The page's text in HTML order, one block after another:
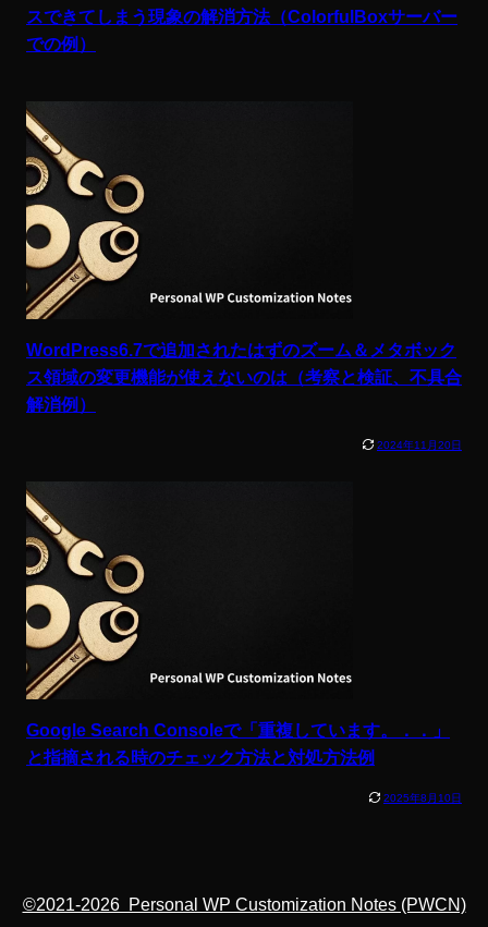
スできてしまう現象の解消方法（ColorfulBoxサーバー
での例）
WordPress6.7で追加されたはずのズーム＆メタボック
ス領域の変更機能が使えないのは（考察と検証、不具合
解消例）
2024年11月20日
Google Search Consoleで「重複しています。．．」
と指摘される時のチェック方法と対処方法例
2025年8月10日
©2021-2026 Personal WP Customization Notes (PWCN)